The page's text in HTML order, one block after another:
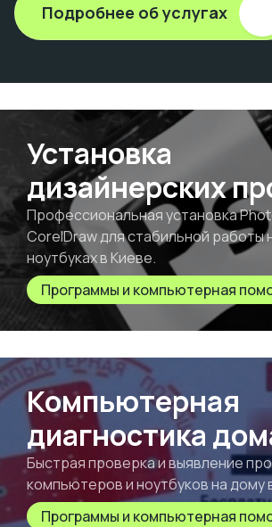
Подробнее об услугах
Установка
дизайнерских
Профессиональная установка
CorelDraw для стабильной работы
ноутбуках в Киеве.
Программы и компьютерная
Компьютерная
диагностика
Быстрая проверка и выявление
компьютеров и ноутбуков на дому
Программы и компьютерная